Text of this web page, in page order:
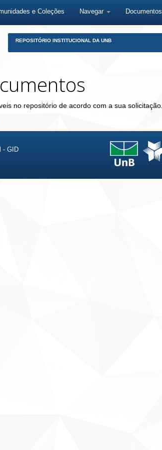
e Coleções Navegar Documentos
REPOSITÓRIO INSTITUCIONAL DA UNB
no repositório de acordo com a sua solicitação.
- GID